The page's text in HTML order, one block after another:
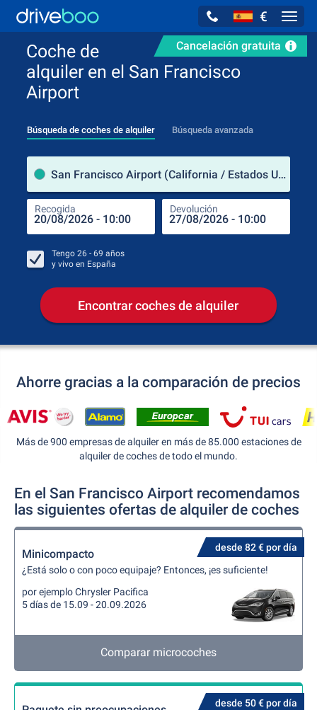
€
Cancelación gratuita
Coche de
alquiler en el San Francisco
Airport
Búsqueda de coches de alquiler Búsqueda avanzada
San Francisco Airport (California / Estados Unidos de América)
Recogida Devolución
Tengo 26 - 69 años
y vivo en España
Encontrar coches de alquiler
Ahorre gracias a la comparación de precios
Más de 900 empresas de alquiler en más de 85.000 estaciones de
alquiler de coches de todo el mundo.
En el San Francisco Airport recomendamos
las siguientes ofertas de alquiler de coches
desde 82 € por día
Minicompacto
¿Está solo o con poco equipaje? Entonces, ¡es suficiente!
por ejemplo Chrysler Pacifica
5 días de 15.09 - 20.09.2026
Comparar microcoches
desde 50 € por día